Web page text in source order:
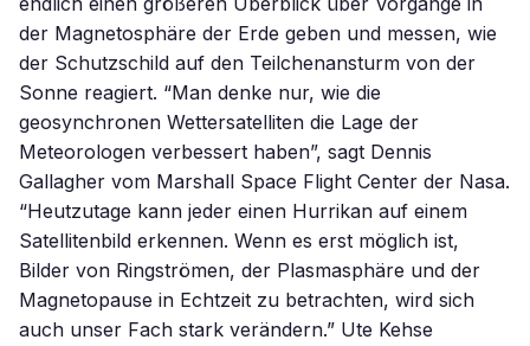
der Magnetosphäre der Erde geben und messen, wie
der Schutzschild auf den Teilchenansturm von der
Sonne reagiert. “Man denke nur, wie die
geosynchronen Wettersatelliten die Lage der
Meteorologen verbessert haben”, sagt Dennis
Gallagher vom Marshall Space Flight Center der Nasa.
“Heutzutage kann jeder einen Hurrikan auf einem
Satellitenbild erkennen. Wenn es erst möglich ist,
Bilder von Ringströmen, der Plasmasphäre und der
Magnetopause in Echtzeit zu betrachten, wird sich
auch unser Fach stark verändern.” Ute Kehse